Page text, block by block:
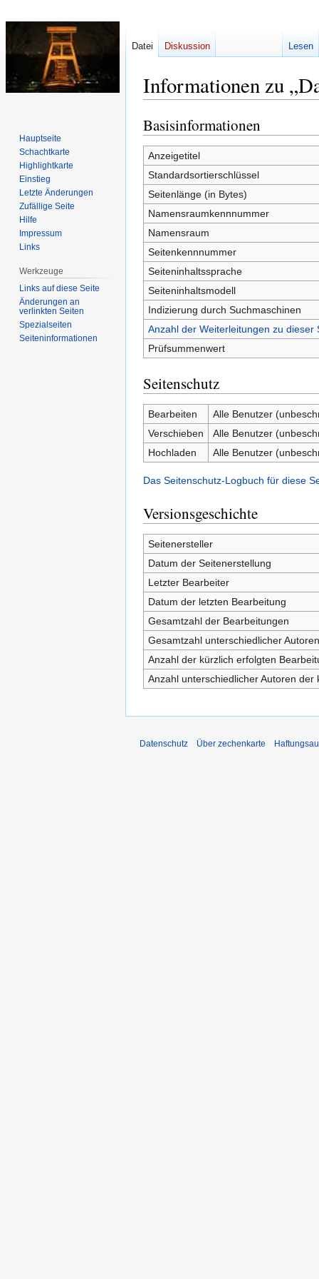
Informationen zu
Zur
Navigation
springen
Zur
Suche
springen
Basisinformationen
Anzeigetitel
Standardsortierschlüssel
Seitenlänge (in Bytes)
Namensraumkennnummer
Namensraum
Seitenkennnummer
Seiteninhaltssprache
Seiteninhaltsmodell
Indizierung durch Suchmaschinen
Anzahl der Weiterleitungen zu dieser
Prüfsummenwert
Seitenschutz
Bearbeiten
Alle Benutzer
Verschieben
Alle Benutzer
Hochladen
Alle Benutzer
Das Seitenschutz-Logbuch für diese
Versionsgeschichte
Seitenersteller
Datum der Seitenerstellung
Letzter Bearbeiter
Datum der letzten Bearbeitung
Gesamtzahl der Bearbeitungen
Gesamtzahl unterschiedlicher Autoren
Anzahl der kürzlich erfolgten
Anzahl unterschiedlicher Autoren
Datei Diskussion Lesen
Hauptseite
Schachtkarte
Highlightkarte
Einstieg
Letzte Änderungen
Zufällige Seite
Hilfe
Impressum
Links
Werkzeuge
Links auf diese Seite
Änderungen an
verlinkten Seiten
Spezialseiten
Seiten­­informationen
Datenschutz Über zechenkarte